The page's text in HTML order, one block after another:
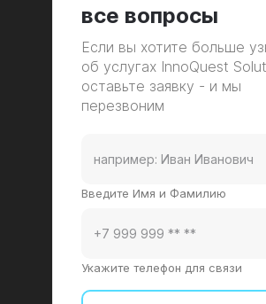
все вопросы
Если вы хотите больше
об услугах InnoQuest
оставьте заявку - и мы
перезвоним
Введите Имя и Фамилию
Укажите телефон для связи